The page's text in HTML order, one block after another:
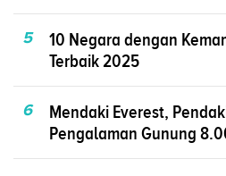
5
10 Negara dengan
Terbaik 2025
6
Mendaki Everest,
Pengalaman Gunung